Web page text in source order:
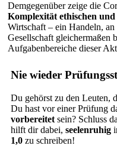
Demgegenüber zeige die
Komplexität ethischen
Wirtschaft – ein Handeln,
Gesellschaft gleichermaßen
Aufgabenbereiche dieser
Nie wieder
Du gehörst zu den Leuten,
Du hast vor einer Prüfung
vorbereitet sein? Schluss
hilft dir dabei, seelenruhig
1,0 zu schreiben!